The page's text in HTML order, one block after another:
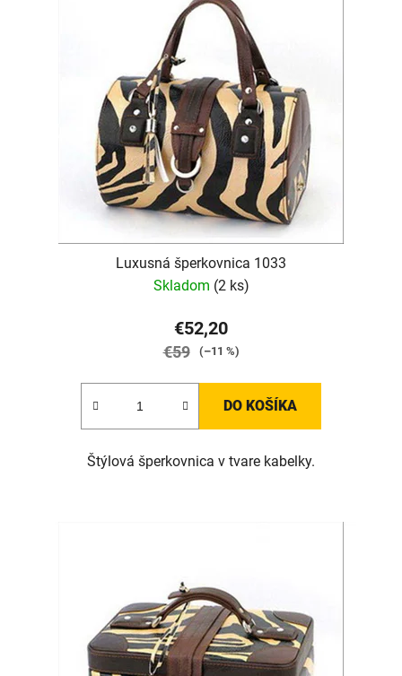
Luxusná šperkovnica 1033
Skladom (2 ks)
€52,20
€59 (–11 %)
DO KOŠÍKA
Štýlová šperkovnica v tvare kabelky.